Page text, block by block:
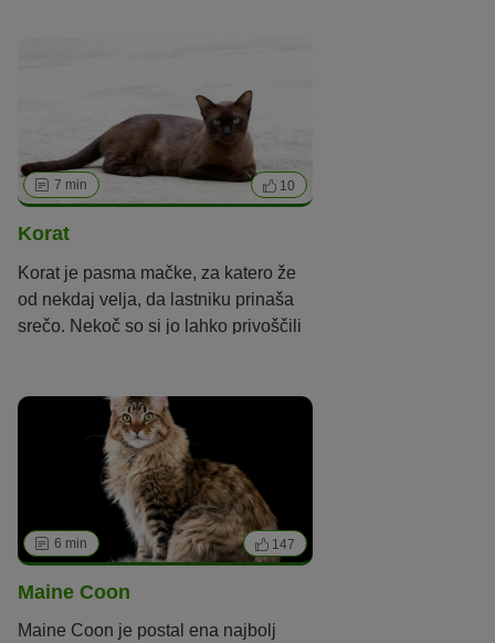
7 min 10
Korat
Korat je pasma mačke, za katero že
od nekdaj velja, da lastniku prinaša
srečo. Nekoč so si jo lahko privoščili
6 min 147
Maine Coon
Maine Coon je postal ena najbolj